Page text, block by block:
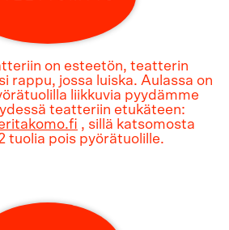
on esteetön, teatterin
rappu, jossa luiska. Aulassa on
liikkuvia pyydämme
teatteriin etukäteen:
, sillä katsomosta
tuolia pois pyörätuolille.